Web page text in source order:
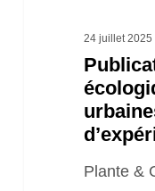
24 juillet 2025
Plante &